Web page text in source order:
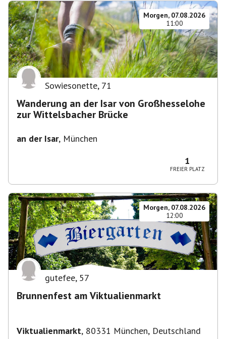
Morgen, 07.08.2026
11:00
Sowiesonette, 71
Wanderung an der Isar von Großhesselohe
zur Wittelsbacher Brücke
an der Isar, München
1
FREIER PLATZ
Morgen, 07.08.2026
12:00
gutefee, 57
Brunnenfest am Viktualienmarkt
Viktualienmarkt, 80331 München, Deutschland